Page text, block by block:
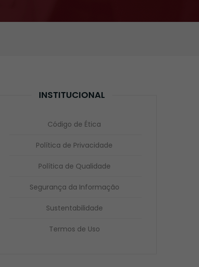
INSTITUCIONAL
Código de Ética
Política de Privacidade
Política de Qualidade
Segurança da Informação
Sustentabilidade
Termos de Uso